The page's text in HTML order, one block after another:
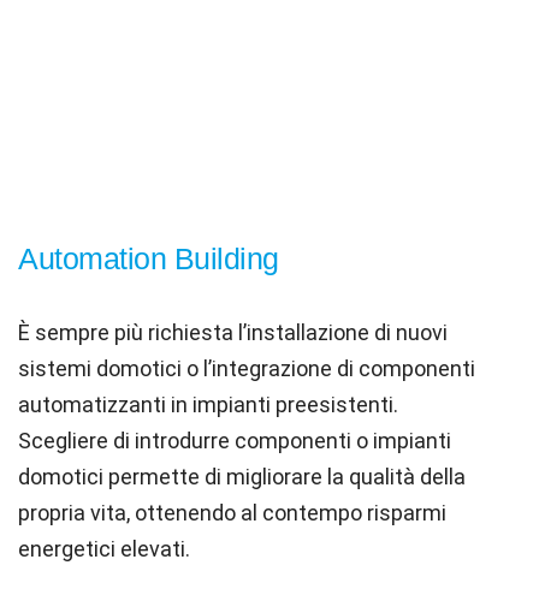
Automation Building
È sempre più richiesta l ’installazione di nuovi
sistemi domotici o l ’integrazione di componenti
automatizzanti in impianti preesistenti.
Scegliere di introdurre componenti o impianti
domotici permette di migliorare la qualità della
propria vita, ottenendo al contempo risparmi
energetici elevati.